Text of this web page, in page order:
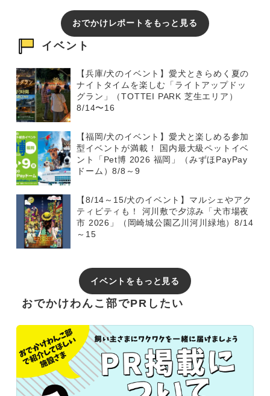
おでかけレポートをもっと見る
イベント
【兵庫/犬のイベント】愛犬ときらめく夏の
ナイトタイムを楽しむ「ライトアップドッ
グラン」（TOTTEI PARK 芝生エリア）
8/14〜16
【福岡/犬のイベント】愛犬と楽しめる参加
型イベントが満載！ 国内最大級ペットイベ
ント「Pet博 2026 福岡」（みずほPayPay
ドーム）8/8～9
【8/14～15/犬のイベント】マルシェやアク
ティビティも！ 河川敷で夕涼み「犬市場夜
市 2026」（岡崎城公園乙川河川緑地）8/14
～15
イベントをもっと見る
おでかけわんこ部でPRしたい